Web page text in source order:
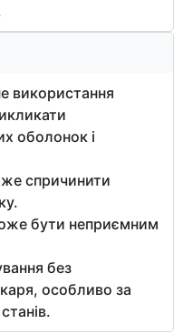
використання
оболонок і
спричинити
бути неприємним
без
особливо за